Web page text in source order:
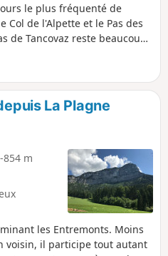
le plus fréquenté de
Col de l'Alpette et le Pas des
de Tancovaz reste beaucoup
bon sens d'orientation
d'un pierrier pentu. Mais ces
de ce retour atypique.
La Plagne
-854 m
les Entremonts. Moins
voisin, il participe tout autant